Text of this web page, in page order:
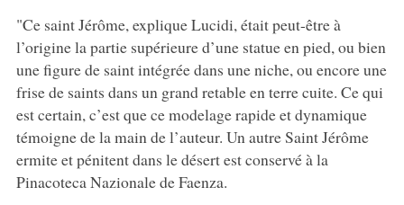
"Ce saint Jérôme, explique Lucidi, était peut-être à
l’origine la partie supérieure d’une statue en pied, ou bien
une figure de saint intégrée dans une niche, ou encore une
frise de saints dans un grand retable en terre cuite. Ce qui
est certain, c’est que ce modelage rapide et dynamique
témoigne de la main de l’auteur. Un autre Saint Jérôme
ermite et pénitent dans le désert est conservé à la
Pinacoteca Nazionale de Faenza.